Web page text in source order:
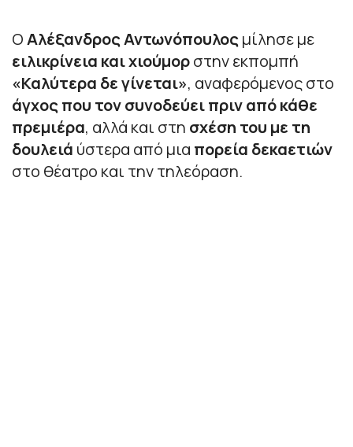
ΟΑλέξανδρος Αντωνόπουλοςμίλησε με
ειλικρίνεια και χιούμορστην εκπομπή
«Καλύτερα δε γίνεται», αναφερόμενος στο
άγχος που τον συνοδεύει πριν από κάθε
πρεμιέρα, αλλά και στη σχέση του με τη
δουλειά ύστερα από μια πορεία δεκαετιών
στο θέατρο και την τηλεόραση.